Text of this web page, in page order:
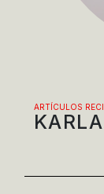
ARTÍCULOS